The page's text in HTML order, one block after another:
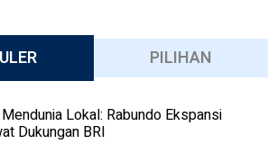
PILIHAN
Lokal: Rabundo Ekspansi
Dukungan BRI